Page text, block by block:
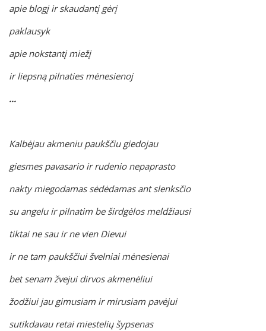
apie blogį ir skaudantį gėrį
paklausyk
apie nokstantį miežį
ir liepsną pilnaties mėnesienoj
...
Kalbėjau akmeniu paukščiu giedojau
giesmes pavasario ir rudenio nepaprasto
nakty miegodamas sėdėdamas ant slenksčio
su angelu ir pilnatim be širdgėlos meldžiausi
tiktai ne sau ir ne vien Dievui
ir ne tam paukščiui švelniai mėnesienai
bet senam žvejui dirvos akmenėliui
žodžiui jau gimusiam ir mirusiam pavėjui
sutikdavau retai miestelių šypsenas